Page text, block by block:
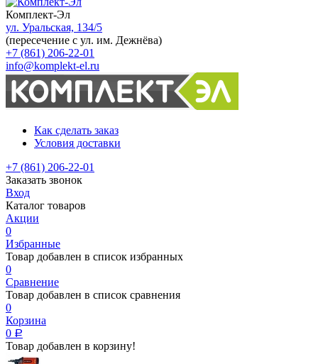
Комплект-Эл
ул. Уральская, 134/5
(пересечение с ул. им. Дежнёва)
+7 (861) 206-22-01
info@komplekt-el.ru
Как сделать заказ
Условия доставки
+7 (861) 206-22-01
Заказать звонок
Вход
Каталог товаров
Акции
0
Избранные
Товар добавлен в список избранных
0
Сравнение
Товар добавлен в список сравнения
0
Корзина
0 Р
Товар добавлен в корзину!